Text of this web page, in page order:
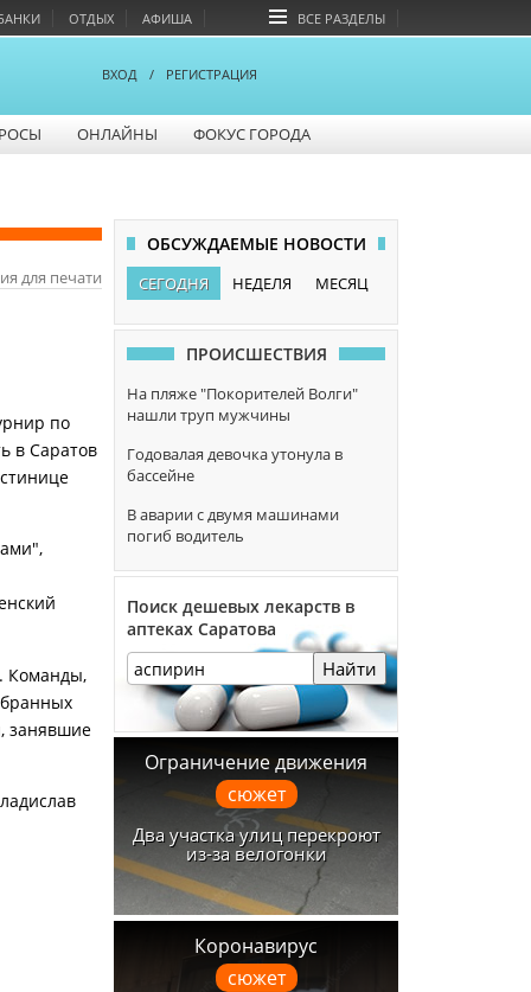
ОТДЫХ АФИША ВСЕ РАЗДЕЛЫ
ВХОД / РЕГИСТРАЦИЯ
ОНЛАЙНЫ ФОКУС ГОРОДА
для печати
по
в Саратов
Команды,
занявшие
ОБСУЖДАЕМЫЕ НОВОСТИ
СЕГОДНЯ НЕДЕЛЯ МЕСЯЦ
ПРОИСШЕСТВИЯ
На пляже "Покорителей Волги"
нашли труп мужчины
Годовалая девочка утонула в
бассейне
В аварии с двумя машинами
погиб водитель
Поиск дешевых лекарств в
аптеках Саратова
Найти
Ограничение движения
сюжет
Два участка улиц перекроют
из-за велогонки
Коронавирус
сюжет